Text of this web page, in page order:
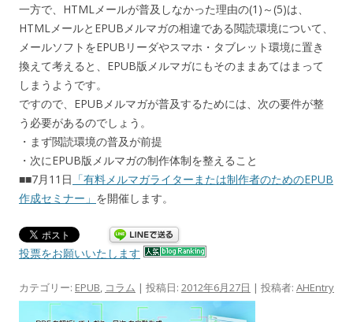
一方で、HTMLメールが普及しなかった理由の(1)～(5)は、
HTMLメールとEPUBメルマガの相違である閲読環境について、
メールソフトをEPUBリーダやスマホ・タブレット環境に置き
換えて考えると、EPUB版メルマガにもそのままあてはまって
しまうようです。
ですので、EPUBメルマガが普及するためには、次の要件が整
う必要があるのでしょう。
・まず閲読環境の普及が前提
・次にEPUB版メルマガの制作体制を整えること
■■7月11日 「有料メルマガライターまたは制作者のためのEPUB
作成セミナー」 を開催します。
投票をお願いいたします
カテゴリー: EPUB, コラム | 投稿日: 2012年6月27日 | 投稿者: AHEntry